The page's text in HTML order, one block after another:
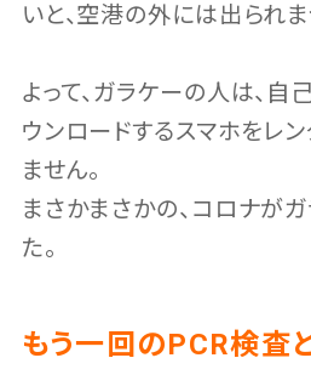
いと、空港の外には出られま
よって、ガラケーの人は、自
ウンロードするスマホをレ
ません。
まさかまさかの、コロナが
た。
もう一回のPCR検査